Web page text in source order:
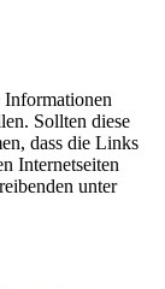
Informationen
Sollten diese
dass die Links
Internetseiten
unter